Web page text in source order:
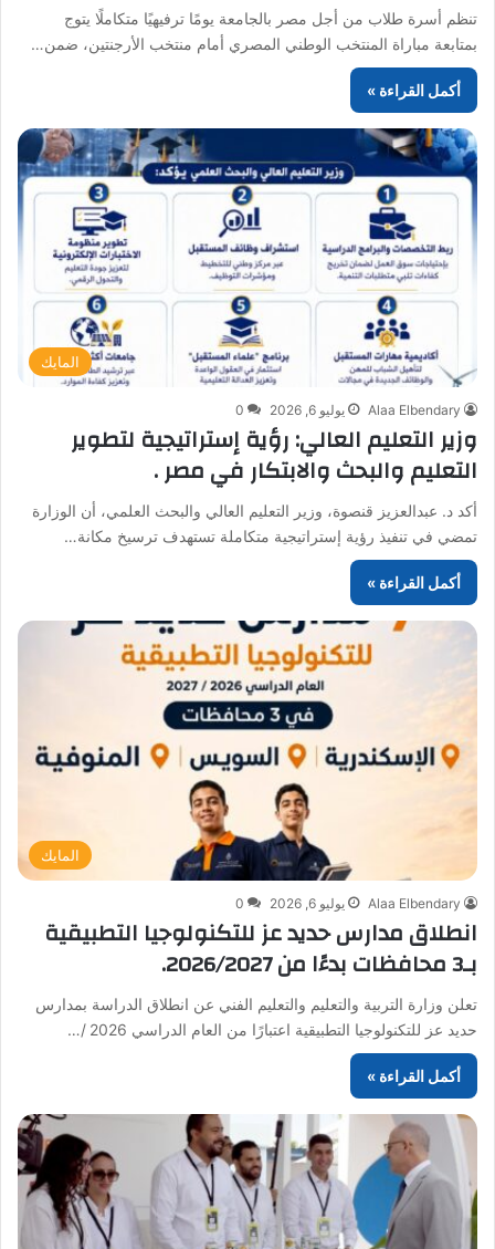
تنظم أسرة طلاب من أجل مصر بالجامعة يومًا ترفيهيًا متكاملًا يتوج
بمتابعة مباراة المنتخب الوطني المصري أمام منتخب الأرجنتين، ضمن…
أكمل القراءة »
المايك
Alaa Elbendary يوليو 6, 2026 0
وزير التعليم العالي: رؤية إستراتيجية لتطوير
التعليم والبحث والابتكار في مصر .
أكد د. عبدالعزيز قنصوة، وزير التعليم العالي والبحث العلمي، أن الوزارة
تمضي في تنفيذ رؤية إستراتيجية متكاملة تستهدف ترسيخ مكانة…
أكمل القراءة »
المايك
Alaa Elbendary يوليو 6, 2026 0
انطلاق مدارس حديد عز للتكنولوجيا التطبيقية
بـ3 محافظات بدءًا من 2026/2027.
تعلن وزارة التربية والتعليم والتعليم الفني عن انطلاق الدراسة بمدارس
حديد عز للتكنولوجيا التطبيقية اعتبارًا من العام الدراسي 2026 /…
أكمل القراءة »